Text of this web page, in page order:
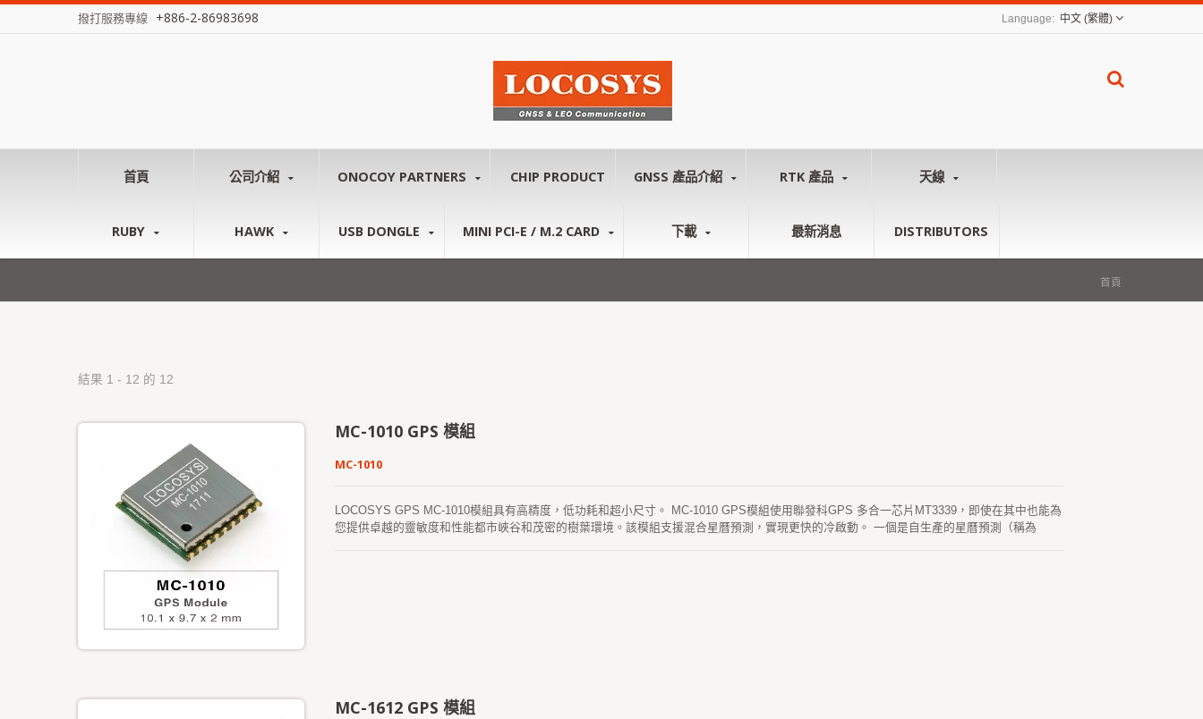
撥打服務專線 +886-2-86983698 中文 (繁體)
首頁 公司介紹 ONOCOY PARTNERS CHIP PRODUCT GNSS 產品介紹 RTK 產品 天線
RUBY HAWK USB DONGLE MINI PCI-E / M.2 CARD 下載 最新消息 DISTRIBUTORS
首頁
結果 1 - 12 的 12
MC-1010 GPS 模組
MC-1010
LOCOSYS GPS MC-1010模組具有高精度，低功耗和超小尺寸。 MC-1010 GPS模組使用聯發科GPS 多合一芯片MT3339，即使在其中也能為
您提供卓越的靈敏度和性能都市峽谷和茂密的樹葉環境。該模組支援混合星曆預測，實現更快的冷啟動。 一個是自生產的星曆預測（稱為
MC-1612 GPS 模組